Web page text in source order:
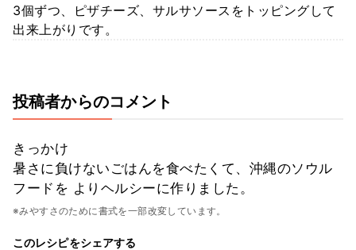
3個ずつ、ピザチーズ、サルサソースをトッピングして
出来上がりです。
投稿者からのコメント
きっかけ
暑さに負けないごはんを食べたくて、沖縄のソウル
フードを よりヘルシーに作りました。
※みやすさのために書式を一部改変しています。
このレシピをシェアする